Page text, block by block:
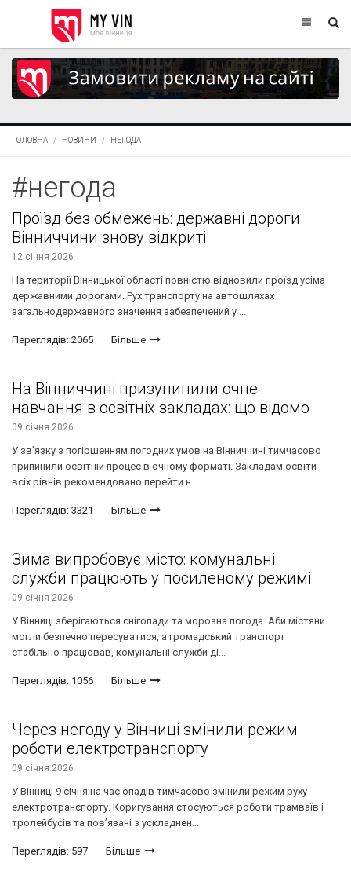
ГОЛОВНА НОВИНИ НЕГОДА
#негода
Проїзд без обмежень: державні дороги
Вінниччини знову відкриті
12 січня 2026
На території Вінницької області повністю відновили проїзд усіма
державними дорогами. Рух транспорту на автошляхах
загальнодержавного значення забезпечений у ...
Переглядів: 2065 Більше
На Вінниччині призупинили очне
навчання в освітніх закладах: що відомо
09 січня 2026
У зв’язку з погіршенням погодних умов на Вінниччині тимчасово
припинили освітній процес в очному форматі. Закладам освіти
всіх рівнів рекомендовано перейти н...
Переглядів: 3321 Більше
Зима випробовує місто: комунальні
служби працюють у посиленому режимі
09 січня 2026
У Вінниці зберігаються снігопади та морозна погода. Аби містяни
могли безпечно пересуватися, а громадський транспорт
стабільно працював, комунальні служби ді...
Переглядів: 1056 Більше
Через негоду у Вінниці змінили режим
роботи електротранспорту
09 січня 2026
У Вінниці 9 січня на час опадів тимчасово змінили режим руху
електротранспорту. Коригування стосуються роботи трамваїв і
тролейбусів та пов’язані з ускладнен...
Переглядів: 597 Більше